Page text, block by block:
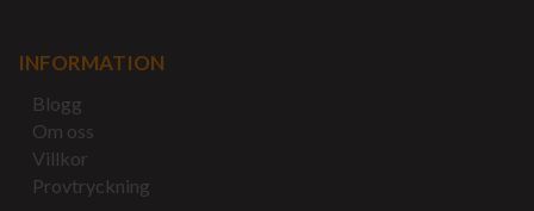
INFORMATION
Blogg
Om oss
Villkor
Provtryckning